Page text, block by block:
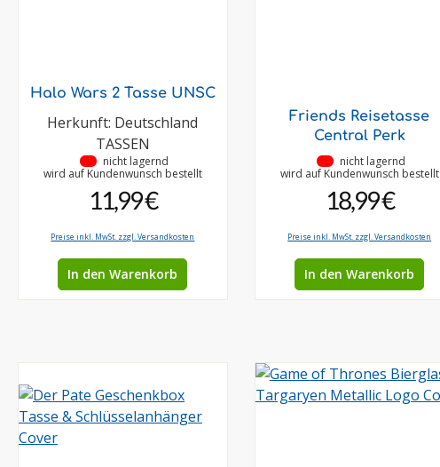
Halo Wars 2 Tasse UNSC
Herkunft: Deutschland
TASSEN
nicht lagernd
wird auf Kundenwunsch bestellt
11,99 €
Preise inkl. MwSt. zzgl. Versandkosten
In den Warenkorb
Friends Reisetasse
Central Perk
nicht lagernd
wird auf Kundenwunsch bestellt
18,99 €
Preise inkl. MwSt. zzgl. Versandkosten
In den Warenkorb